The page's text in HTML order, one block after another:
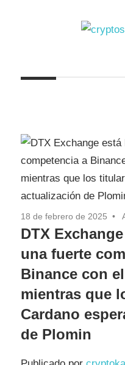
18 de febrero de 2025
DTX
una fuerte
Binance con
mientras que
Cardano
de Plomin